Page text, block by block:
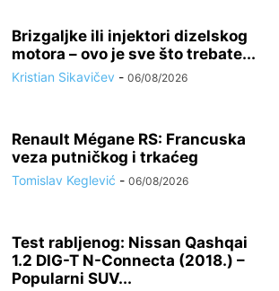
Brizgaljke ili injektori dizelskog
motora – ovo je sve što trebate...
Kristian Sikavičev - 06/08/2026
Renault Mégane RS: Francuska
veza putničkog i trkaćeg
Tomislav Keglević - 06/08/2026
Test rabljenog: Nissan Qashqai
1.2 DIG-T N-Connecta (2018.) –
Popularni SUV...